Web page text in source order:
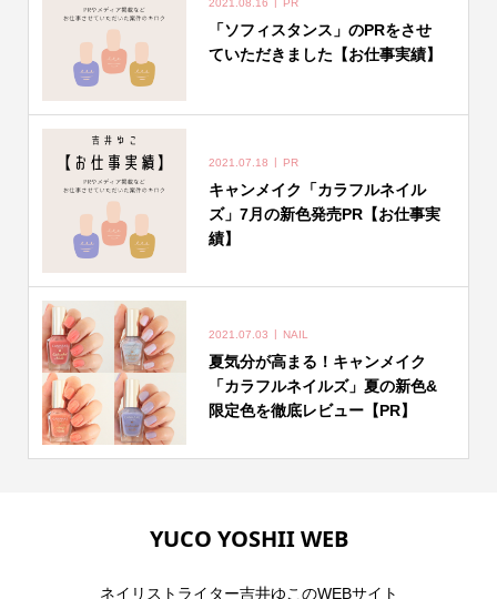
「ソフィスタンス」のPRをさせ
ていただきました【お仕事実績】
2021.07.18 PR
キャンメイク「カラフルネイル
ズ」7月の新色発売PR【お仕事実
績】
2021.07.03 NAIL
夏気分が高まる！キャンメイク
「カラフルネイルズ」夏の新色&
限定色を徹底レビュー【PR】
YUCO YOSHII WEB
ネイリストライター吉井ゆこのWEBサイト